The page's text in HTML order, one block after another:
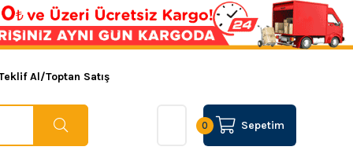
Al/Toptan Satış
Sepetim
0